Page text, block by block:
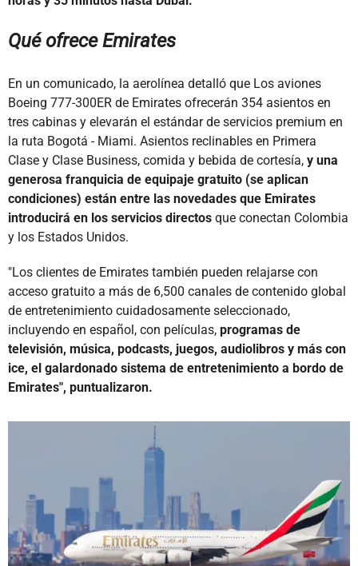
Qué ofrece Emirates
En un comunicado, la aerolínea detalló que Los aviones
Boeing 777-300ER de Emirates ofrecerán 354 asientos en
tres cabinas y elevarán el estándar de servicios premium en
la ruta Bogotá - Miami. Asientos reclinables en Primera
Clase y Clase Business, comida y bebida de cortesía, y una
generosa franquicia de equipaje gratuito (se aplican
condiciones) están entre las novedades que Emirates
introducirá en los servicios directos que conectan Colombia
y los Estados Unidos.
"Los clientes de Emirates también pueden relajarse con
acceso gratuito a más de 6,500 canales de contenido global
de entretenimiento cuidadosamente seleccionado,
incluyendo en español, con películas, programas de
televisión, música, podcasts, juegos, audiolibros y más con
ice, el galardonado sistema de entretenimiento a bordo de
Emirates", puntualizaron.